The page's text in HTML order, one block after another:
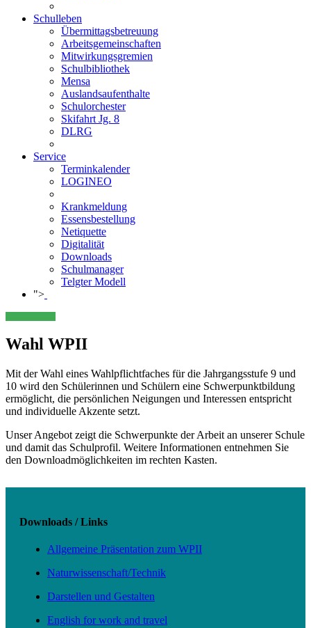
Schulleben
Übermittagsbetreuung
Arbeitsgemeinschaften
Mitwirkungsgremien
Schulbibliothek
Mensa
Auslandsaufenthalte
Schulorchester
Skifahrt Jg. 8
DLRG
Service
Terminkalender
LOGINEO
Krankmeldung
Essensbestellung
Netiquette
Digitalität
Downloads
Schulmanager
Telgter Modell
">
Wahl WPII
Mit der Wahl eines Wahlpflichtfaches für die Jahrgangsstufe 9 und
10 wird den Schülerinnen und Schülern eine Schwerpunktbildung
ermöglicht, die persönlichen Neigungen und Interessen entspricht
und individuelle Akzente setzt.
Unser Angebot zeigt die Schwerpunkte der Arbeit an unserer Schule
und damit das Schulprofil. Weitere Informationen entnehmen Sie
den Downloadmöglichkeiten im rechten Kasten.
Downloads / Links
Allgemeine Präsentation zum WPII
Naturwissenschaft/Technik
Darstellen und Gestalten
English for work and travel